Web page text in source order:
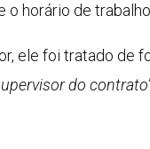
o horário de
ele foi tratado de
do